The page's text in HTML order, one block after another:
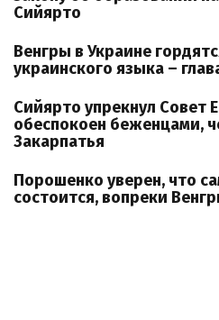
Сийярто
Венгры в Украине
украинского языка –
Сийярто упрекнул Совет
обеспокоен беженцами,
Закарпатья
Порошенко уверен, что
состоится, вопреки